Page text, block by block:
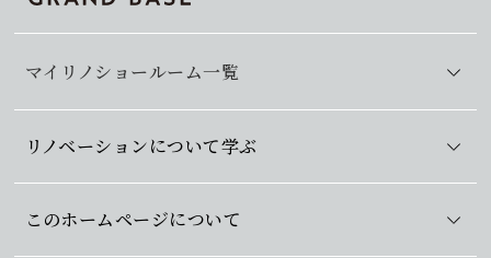
マイリノショールーム一覧
リノベーションについて学ぶ
このホームページについて